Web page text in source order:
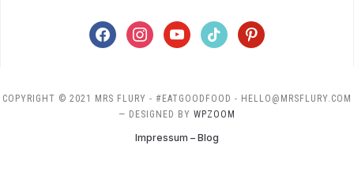
facebookinstagramyoutubetiktok pinterest
COPYRIGHT © 2021 MRS FLURY - #EATGOODFOOD - HELLO@MRSFLURY.COM
— DESIGNED BY WPZOOM
Impressum – Blog